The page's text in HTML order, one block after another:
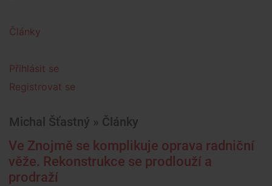
Články
Přihlásit se
Registrovat se
Michal Šťastný » Články
Ve Znojmě se komplikuje oprava radniční
věže. Rekonstrukce se prodlouží a
prodraží